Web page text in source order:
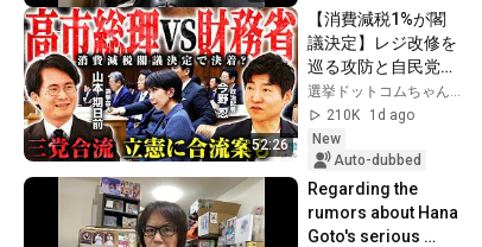
52:26
【消費減税1%が閣
議決定】レジ改修を
巡る攻防と自民党内
の激しい葛藤／中
道・立憲・公明の3
党合流構想に浮上し
た「第4の選択肢」
とは？【今野忍×山
本期日前】｜選挙ド
ットコム
210K
1d ago
New
Auto-dubbed
Regarding the
rumors about Hana
Goto's serious